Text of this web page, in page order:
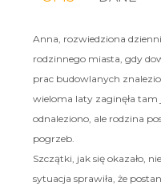
Anna, rozwiedziona
rodzinnego miasta, gdy
prac budowlanych
wieloma laty zaginęła tam
odnaleziono, ale rodzina
pogrzeb.
Szczątki, jak się okazało,
sytuacja sprawiła, że